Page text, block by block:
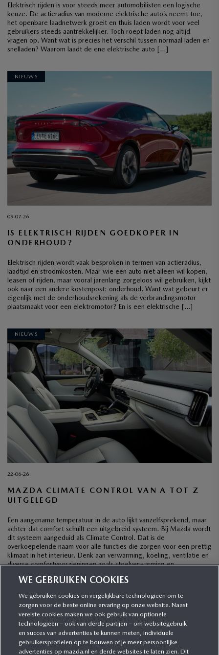
Elektrisch rijden is voor steeds meer automobilisten een logische
keuze. De actieradius van moderne elektrische auto’s neemt toe,
het openbare laadnetwerk groeit en thuis laden wordt voor veel
gebruikers steeds aantrekkelijker. Toch roept laden nog altijd
vragen op. Want wat is precies het verschil tussen normaal laden en
snelladen? Waarom laadt de ene elektrische auto […]
NIEUWS
09-07-26
IS ELEKTRISCH RIJDEN GOEDKOPER IN
ONDERHOUD?
Elektrisch rijden wordt vaak besproken in termen van actieradius,
laadtijd en stroomkosten. Maar wie een auto niet alleen wil kopen,
leasen of rijden, maar vooral jarenlang zorgeloos wil gebruiken, kijkt
ook naar een andere kostenpost: onderhoud. Want wat gebeurt er
eigenlijk met de onderhoudsrekening als de verbrandingsmotor
plaatsmaakt voor een elektromotor? En is een elektrische […]
NIEUWS
22-06-26
MAZDA CLIMATE CONTROL VAN A TOT Z
UITGELEGD
Een aangename temperatuur in de auto lijkt vanzelfsprekend, maar
achter dat comfort schuilt een uitgebreid systeem. Bij Mazda wordt
dit systeem aangeduid als Climate Control. Dat is de
overkoepelende naam voor alle functies die zorgen voor een prettig
klimaat in het interieur. Denk aan verwarming, koeling, ventilatie en
diverse comfortvoorzieningen zoals stoelverwarming en
CATEGORIEËN
MEER INFORMATIE
WE GEBRUIKEN COOKIES
We gebruiken cookies en vergelijkbare technologieën om te
zorgen voor de beste online ervaring op onze website. Naast
vereiste cookies maken we ook gebruik van optionele
technologieën – ook van derde partijen – om websitegebruik
en succes van advertenties te kunnen meten, individuele
gebruikersprofielen op te bouwen of je meer persoonlijke
advertenties op mazda.nl en derde websites te laten zien. Dit